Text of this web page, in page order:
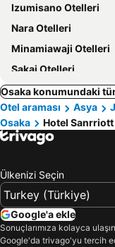
Izumisano Otelleri
Nara Otelleri
Minamiawaji Otelleri
Sakai Otelleri
Osaka konumundaki
Otel araması
Asya
Osaka
Hotel Sanrriott
Ülkenizi Seçin
Google'a ekle
Sonuçlarımıza kolayca
Google'da trivago'yu tercih